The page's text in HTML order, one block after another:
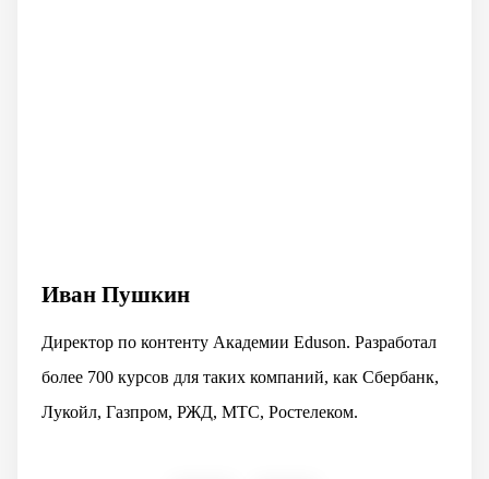
Иван Пушкин
Директор по контенту Академии Eduson. Разработал
более 700 курсов для таких компаний, как Сбербанк,
Лукойл, Газпром, РЖД, МТС, Ростелеком.